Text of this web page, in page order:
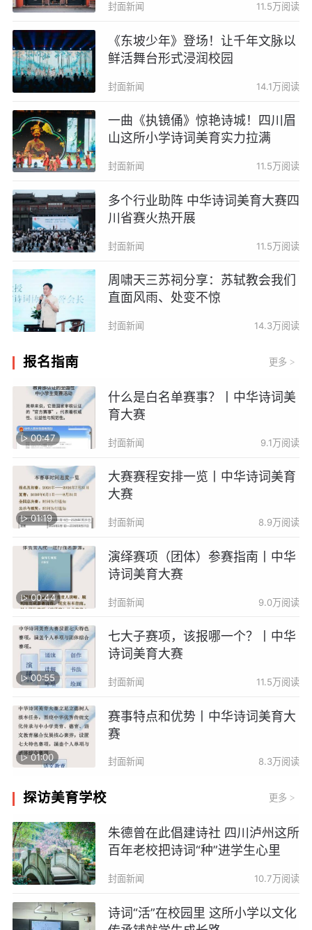
封面新闻 11.5万阅读
《东坡少年》登场！让千年文脉以
鲜活舞台形式浸润校园
封面新闻 14.1万阅读
一曲《执镜俑》惊艳诗城！四川眉
山这所小学诗词美育实力拉满
封面新闻 11.5万阅读
多个行业助阵 中华诗词美育大赛四
川省赛火热开展
封面新闻 11.5万阅读
周啸天三苏祠分享：苏轼教会我们
直面风雨、处变不惊
封面新闻 14.3万阅读
报名指南 更多 >
00:47
什么是白名单赛事？丨中华诗词美
育大赛
封面新闻 9.1万阅读
01:19
大赛赛程安排一览丨中华诗词美育
大赛
封面新闻 8.9万阅读
00:44
演绎赛项（团体）参赛指南丨中华
诗词美育大赛
封面新闻 9.0万阅读
00:55
七大子赛项，该报哪一个？丨中华
诗词美育大赛
封面新闻 11.5万阅读
01:00
赛事特点和优势丨中华诗词美育大
赛
封面新闻 8.3万阅读
探访美育学校 更多 >
朱德曾在此倡建诗社 四川泸州这所
百年老校把诗词“种”进学生心里
封面新闻 10.7万阅读
诗词“活”在校园里 这所小学以文化